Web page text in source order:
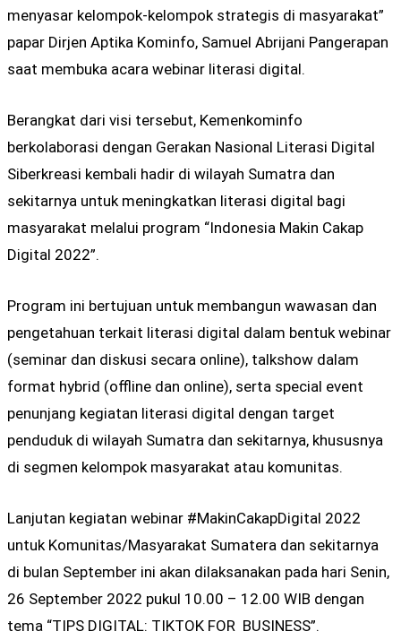
menyasar kelompok-kelompok strategis di masyarakat”
papar Dirjen Aptika Kominfo, Samuel Abrijani Pangerapan
saat membuka acara webinar literasi digital.
Berangkat dari visi tersebut, Kemenkominfo
berkolaborasi dengan Gerakan Nasional Literasi Digital
Siberkreasi kembali hadir di wilayah Sumatra dan
sekitarnya untuk meningkatkan literasi digital bagi
masyarakat melalui program “Indonesia Makin Cakap
Digital 2022”.
Program ini bertujuan untuk membangun wawasan dan
pengetahuan terkait literasi digital dalam bentuk webinar
(seminar dan diskusi secara online), talkshow dalam
format hybrid (offline dan online), serta special event
penunjang kegiatan literasi digital dengan target
penduduk di wilayah Sumatra dan sekitarnya, khususnya
di segmen kelompok masyarakat atau komunitas.
Lanjutan kegiatan webinar #MakinCakapDigital 2022
untuk Komunitas/Masyarakat Sumatera dan sekitarnya
di bulan September ini akan dilaksanakan pada hari Senin,
26 September 2022 pukul 10.00 – 12.00 WIB dengan
tema “TIPS DIGITAL: TIKTOK FOR BUSINESS”.